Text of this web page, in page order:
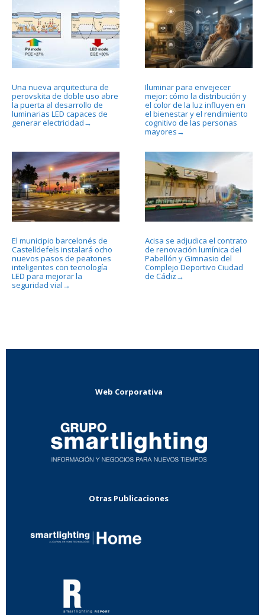
Una nueva arquitectura de
perovskita de doble uso abre
la puerta al desarrollo de
luminarias LED capaces de
generar electricidad →
Iluminar para envejecer
mejor: cómo la distribución y
el color de la luz influyen en
el bienestar y el rendimiento
cognitivo de las personas
mayores →
El municipio barcelonés de
Castelldefels instalará ocho
nuevos pasos de peatones
inteligentes con tecnología
LED para mejorar la
seguridad vial →
Acisa se adjudica el contrato
de renovación lumínica del
Pabellón y Gimnasio del
Complejo Deportivo Ciudad
de Cádiz →
Web Corporativa
Otras Publicaciones